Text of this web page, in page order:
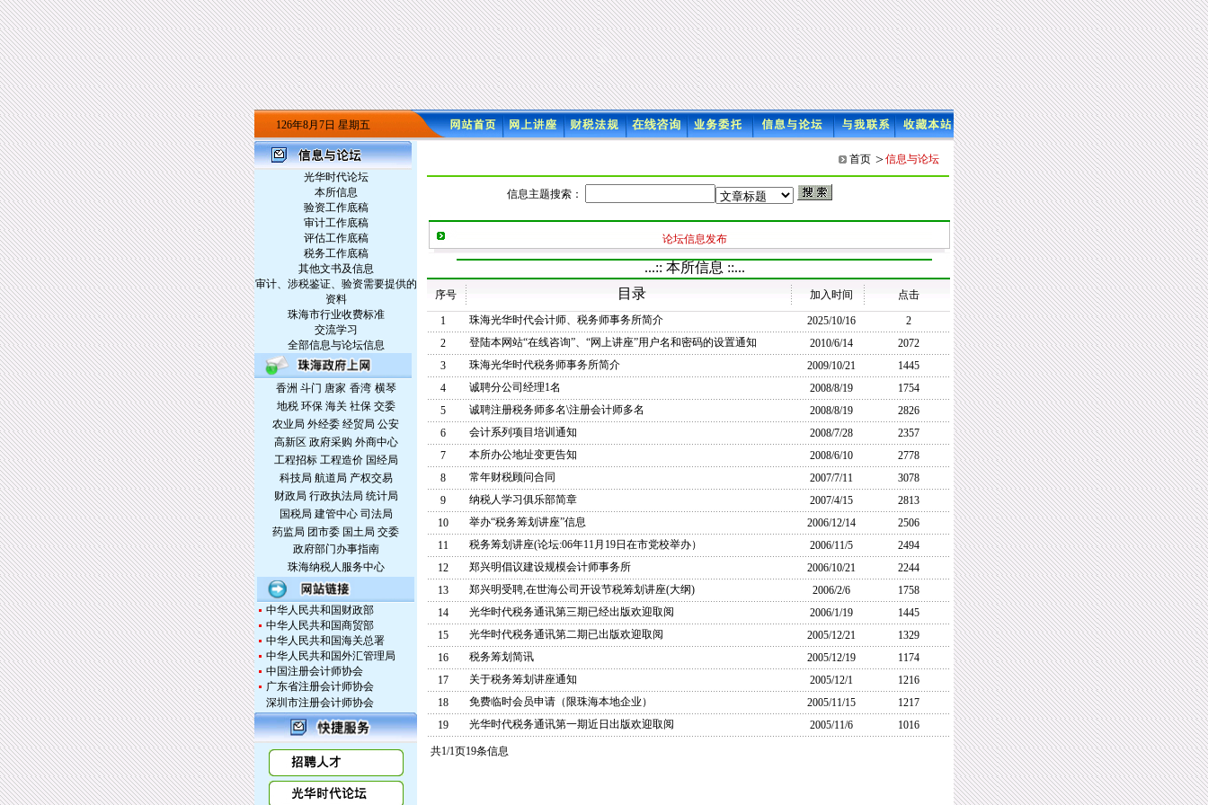
126年8月7日 星期五
光华时代论坛
本所信息
验资工作底稿
审计工作底稿
评估工作底稿
税务工作底稿
其他文书及信息
审计、涉税鉴证、验资需要提供的
资料
珠海市行业收费标准
交流学习
全部信息与论坛信息
香洲 斗门 唐家 香湾/ 横琴
地税 环保 海关 社保 交委
农业局 外经委 经贸局 公安
高新区 政府采购 外商中心
工程招标 工程造价 国经局
科技局 航道局 产权交易
财政局 行政执法局 统计局
国税局 建管中心 司法局
药监局 团市委 国土局 交委
政府部门办事指南
珠海纳税人服务中心
中华人民共和国财政部
中华人民共和国商贸部
中华人民共和国海关总署
中华人民共和国外汇管理局
中国注册会计师协会
广东省注册会计师协会
深圳市注册会计师协会
首页 >信息与论坛
信息主题搜索：
论坛信息发布
...:: 本所信息 ::...
序号 目录 加入时间 点击
1 珠海光华时代会计师、税务师事务所简介 2025/10/16
2
2
登陆本网站“在线咨询”、“网上讲座”用户名和密码的设置通知 2010/6/14
2072
3
珠海光华时代税务师事务所简介 2009/10/21
1445
4
诚聘分公司经理1名 2008/8/19
1754
5
诚聘注册税务师多名\注册会计师多名 2008/8/19
2826
6
会计系列项目培训通知 2008/7/28
2357
7
本所办公地址变更告知 2008/6/10
2778
8
常年财税顾问合同 2007/7/11
3078
9
纳税人学习俱乐部简章 2007/4/15
2813
10
举办“税务筹划讲座”信息 2006/12/14
2506
11
税务筹划讲座(论坛:06年11月19日在市党校举办） 2006/11/5
2494
12
郑兴明倡议建设规模会计师事务所 2006/10/21
2244
13
郑兴明受聘,在世海公司开设节税筹划讲座(大纲) 2006/2/6
1758
14
光华时代税务通讯第三期已经出版欢迎取阅 2006/1/19
1445
15
光华时代税务通讯第二期已出版欢迎取阅 2005/12/21
1329
16
税务筹划简讯 2005/12/19
1174
17
关于税务筹划讲座通知 2005/12/1
1216
18
免费临时会员申请（限珠海本地企业） 2005/11/15
1217
19
光华时代税务通讯第一期近日出版欢迎取阅 2005/11/6 1016
共1/1页19条信息